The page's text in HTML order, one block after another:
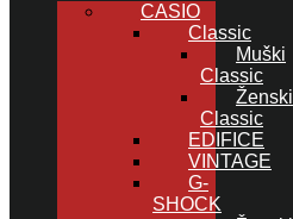
CASIO
Classic
Muški
Classic
Ženski
Classic
EDIFICE
VINTAGE
G-
SHOCK